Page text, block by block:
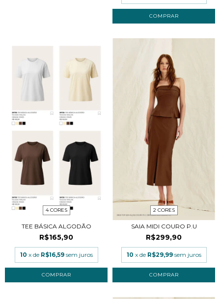
COMPRAR
4 CORES
TEE BÁSICA ALGODÃO
R$165,90
10 x de R$16,59 sem juros
COMPRAR
2 CORES
SAIA MIDI COURO P.U
R$299,90
10 x de R$29,99 sem juros
COMPRAR